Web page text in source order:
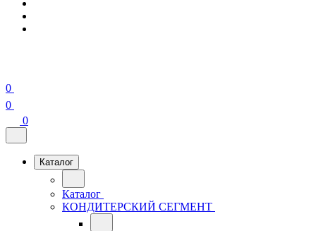
0
0
0
Каталог
Каталог
КОНДИТЕРСКИЙ СЕГМЕНТ